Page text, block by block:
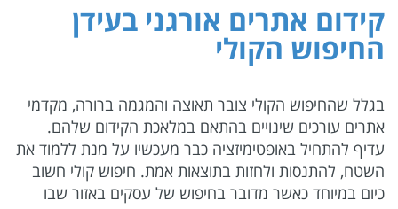
קידום אתרים אורגני בעידן
החיפוש הקולי
בגלל שהחיפוש הקולי צובר תאוצה והמגמה ברורה, מקדמי
אתרים עורכים שינויים בהתאם במלאכת הקידום שלהם.
עדיף להתחיל באופטימיזציה כבר מעכשיו על מנת ללמוד את
השטח, להתנסות ולחזות בתוצאות אמת. חיפוש קולי חשוב
כיום במיוחד כאשר מדובר בחיפוש של עסקים באזור שבו